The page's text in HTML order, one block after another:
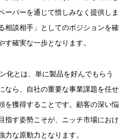
ーパーを通じて惜しみなく提供しま
相談相手」としてのポジションを確
確実な一歩となります。
化とは、単に製品を好んでもらう
なら、自社の重要な事業課題を任せ
を獲得することです。顧客の深い悩
指す姿勢こそが、ニッチ市場におけ
な原動力となります。